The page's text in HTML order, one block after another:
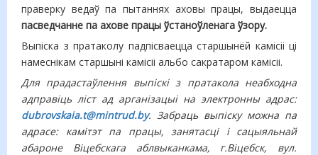
праверку ведаў па пытаннях аховы працы, выдаецца
пасведчанне па ахове працы ўстаноўленага ўзору.
Выпіска з пратаколу падпісваецца старшынёй камісіі ці
намеснікам старшыні камісіі альбо сакратаром камісіі.
Для прадастаўлення выпіскі з пратаколанеабходна
адправіць ліст ад арганізацыі на электронны адрас:
dubrovskaia.t@mintrud.by. Забраць выпіску можна па
адрасе: камітэт па працы, занятасці і сацыяльнай
абароне Віцебскага аблвыканкама, г.Віцебск, вул.